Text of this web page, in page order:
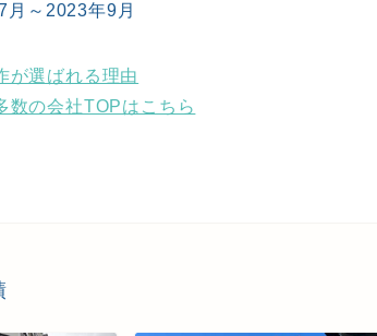
月～2023年9月
が選ばれる理由
数の会社TOPはこちら